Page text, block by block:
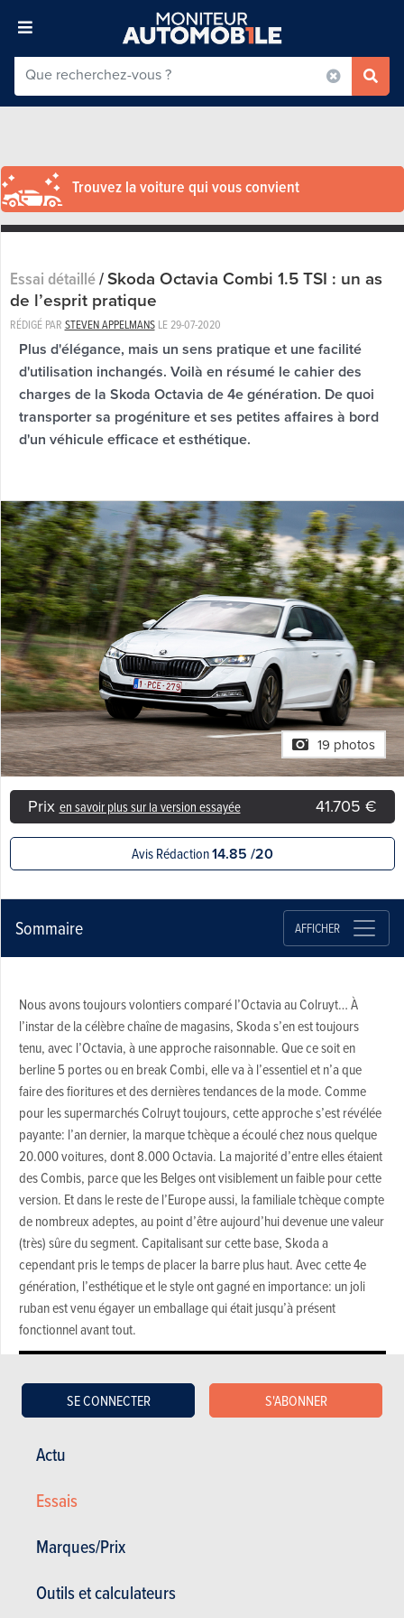
Actu
Essais
Marques/Prix
Outils et calculateurs
SE CONNECTER S'ABONNER
Trouvez la voiture qui vous convient
Essai détaillé/Skoda Octavia Combi 1.5 TSI : un as
de l’esprit pratique
RÉDIGÉ PAR STEVEN APPELMANSLE 29-07-2020
Plus d'élégance, mais un sens pratique et une facilité
d'utilisation inchangés. Voilà en résumé le cahier des
charges de la Skoda Octavia de 4e génération. De quoi
transporter sa progéniture et ses petites affaires à bord
d'un véhicule efficace et esthétique.
19 photos
Prix en savoir plus sur la version essayée 41.705 €
Avis Rédaction14.85 /20
Sommaire AFFICHER
Nous avons toujours volontiers comparé l’Octavia au Colruyt… À
l’instar de la célèbre chaîne de magasins, Skoda s’en est toujours
tenu, avec l’Octavia, à une approche raisonnable. Que ce soit en
berline 5 portes ou en break Combi, elle va à l’essentiel et n’a que
faire des fioritures et des dernières tendances de la mode. Comme
pour les supermarchés Colruyt toujours, cette approche s’est révélée
payante: l’an dernier, la marque tchèque a écoulé chez nous quelque
20.000 voitures, dont 8.000 Octavia. La majorité d’entre elles étaient
des Combis, parce que les Belges ont visiblement un faible pour cette
version. Et dans le reste de l’Europe aussi, la familiale tchèque compte
de nombreux adeptes, au point d’être aujourd’hui devenue une valeur
(très) sûre du segment. Capitalisant sur cette base, Skoda a
cependant pris le temps de placer la barre plus haut. Avec cette 4e
génération, l’esthétique et le style ont gagné en importance: un joli
ruban est venu égayer un emballage qui était jusqu’à présent
fonctionnel avant tout.